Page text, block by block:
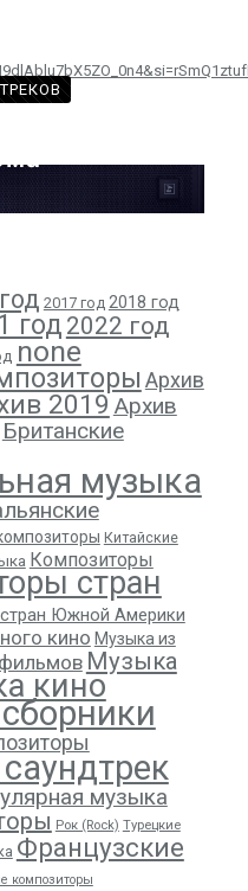
2017 год 2018 год
год 2022 год
none
Архив
2019Архив
Британские
музыка
Китайские
Композиторы
стран
Южной Америки
кино Музыка из
Музыка
кино
музыка
Рок (Rock) Турецкие
Французские
композиторы